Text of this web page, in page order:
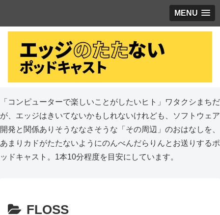
MENU
「コンピューターで楽しいことがしたいヒト」ワタクシまちだ
が、エッジはきいてないかもしれないけれども、ソフトウェア
開発と関係ありそうななさそうな「その周辺」のおはなしを、
あまりカドがたたないようにのんべんだらりんとお送りするポ
ッドキャスト。1本10分程度を目安にしています。
FLOSS